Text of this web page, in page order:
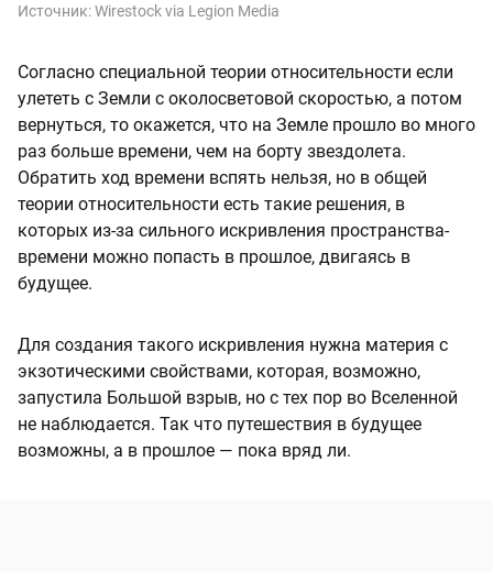
Источник:Wirestock via Legion Media
Согласно специальной теории относительности если
улететь с Земли с околосветовой скоростью, а потом
вернуться, то окажется, что на Земле прошло во много
раз больше времени, чем на борту звездолета.
Обратить ход времени вспять нельзя, но в общей
теории относительности есть такие решения, в
которых из-за сильного искривления пространства-
времени можно попасть в прошлое, двигаясь в
будущее.
Для создания такого искривления нужна материя с
экзотическими свойствами, которая, возможно,
запустила Большой взрыв, но с тех пор во Вселенной
не наблюдается. Так что путешествия в будущее
возможны, а в прошлое — пока вряд ли.